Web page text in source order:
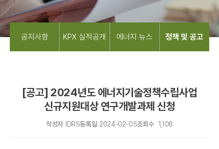
공지사항 KPX 실적공개 에너지 뉴스 정책 및 공고
[공고] 2024년도 에너지기술정책수립사업
신규지원대상 연구개발과제 신청
작성자 IDRS등록일 2024-02-05조회수 1,108